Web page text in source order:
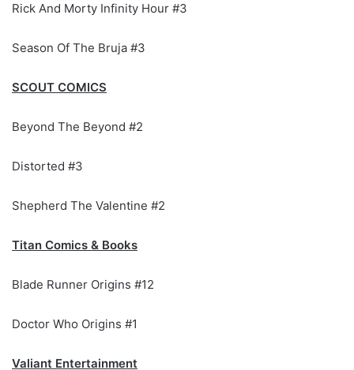
Rick And Morty Infinity Hour #3
Season Of The Bruja #3
SCOUT COMICS
Beyond The Beyond #2
Distorted #3
Shepherd The Valentine #2
Titan Comics & Books
Doctor Who Origins #1
Valiant Entertainment